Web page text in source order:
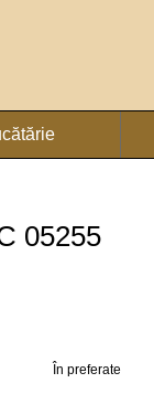
05255
În preferate